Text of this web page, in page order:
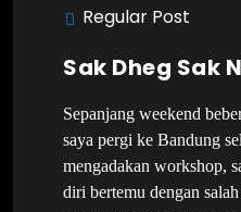
Regular Post
Sak Dheg Sak
Sepanjang weekend
saya pergi ke Bandung
mengadakan workshop,
diri bertemu dengan